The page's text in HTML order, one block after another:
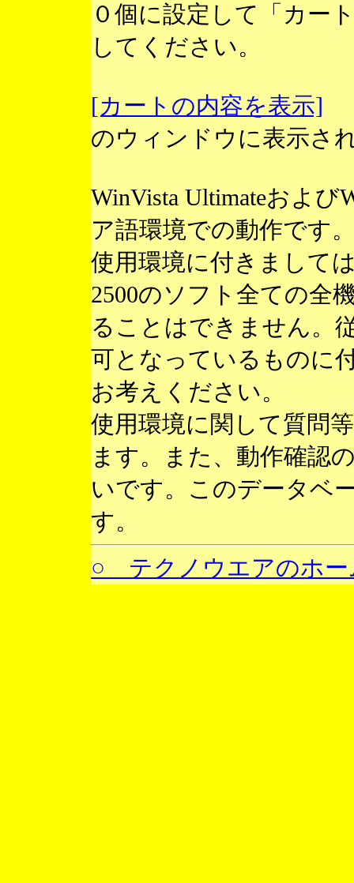
０個に設定して「カー
してください。
[カートの内容を表示]
のウィンドウに表示さ
WinVista Ultimateおよ
ア語環境での動作です
使用環境に付きまして
2500のソフト全ての全
ることはできません。
可となっているものに
お考えください。
使用環境に関して質問
ます。また、動作確認
いです。このデータベ
す。
○ テクノウエアのホー